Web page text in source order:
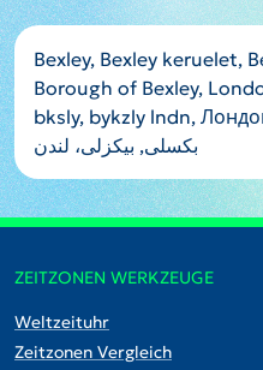
Bexley, Bexley keruelet,
Borough of Bexley,
bksly, bykzly lndn,
بکسلی, بیکزلی، لندن
ZEITZONEN WERKZEUGE
Weltzeituhr
Zeitzonen Vergleich